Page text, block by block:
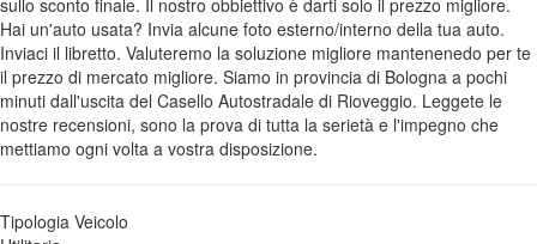
Hai un'auto usata? Invia alcune foto esterno/interno della tua auto.
Inviaci il libretto. Valuteremo la soluzione migliore mantenenedo per te
il prezzo di mercato migliore. Siamo in provincia di Bologna a pochi
minuti dall'uscita del Casello Autostradale di Rioveggio. Leggete le
nostre recensioni, sono la prova di tutta la serietà e l'impegno che
mettiamo ogni volta a vostra disposizione.
Tipologia Veicolo